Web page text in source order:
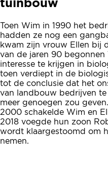
tuinbouw
Toen Wim in 1990 het
hadden ze nog een
kwam zijn vrouw Ellen bij
van de jaren 90 begonnen
interesse te krijgen in
toen verdiept in de
tot de conclusie dat het
van landbouw bedrijven
meer genoegen zou
2000 schakelde Wim en
2018 voegde hun zoon
wordt klaargestoomd om
nemen.